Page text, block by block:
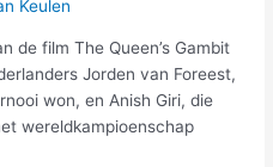
Keulen
de film The Queen’s Gambit
Jorden van Foreest,
won, en Anish Giri, die
wereldkampioenschap